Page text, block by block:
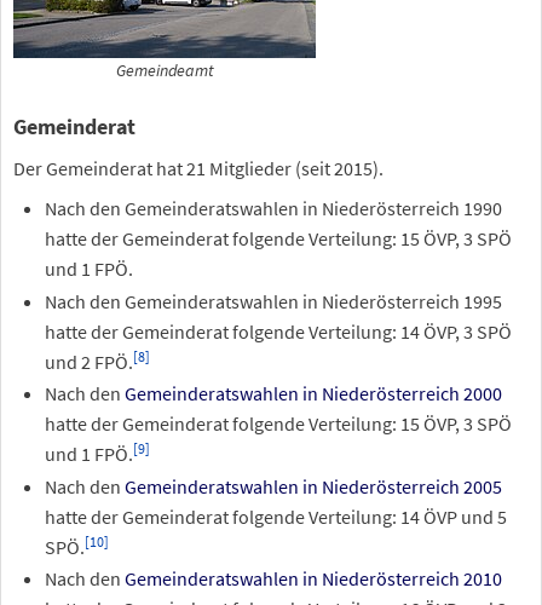
Gemeindeamt
Gemeinderat
Der Gemeinderat hat 21 Mitglieder (seit 2015).
Nach den Gemeinderatswahlen in Niederösterreich 1990
hatte der Gemeinderat folgende Verteilung: 15 ÖVP, 3 SPÖ
und 1 FPÖ.
Nach den Gemeinderatswahlen in Niederösterreich 1995
hatte der Gemeinderat folgende Verteilung: 14 ÖVP, 3 SPÖ
und 2 FPÖ.[8]
Nach den Gemeinderatswahlen in Niederösterreich 2000
hatte der Gemeinderat folgende Verteilung: 15 ÖVP, 3 SPÖ
und 1 FPÖ.[9]
Nach den Gemeinderatswahlen in Niederösterreich 2005
hatte der Gemeinderat folgende Verteilung: 14 ÖVP und 5
SPÖ.[10]
Nach den Gemeinderatswahlen in Niederösterreich 2010